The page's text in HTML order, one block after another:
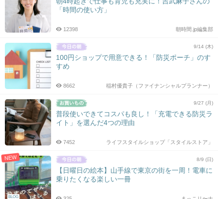
「時間の使い方」
朝時間.jp編集部
12398
9/14 (木)
100円ショップで用意できる！「防災ポーチ」のす
すめ
稲村優貴子（ファイナンシャルプランナー）
8662
9/27 (月)
普段使いできてコスパも良し！「充電できる防災ラ
イト」を選んだ4つの理由
ライフスタイルショップ「スタイルストア」
7452
NEW
BLOG
8/9 (日)
【日曜日の絵本】山手線で東京の街を一周！電車に
乗りたくなる楽しい一冊